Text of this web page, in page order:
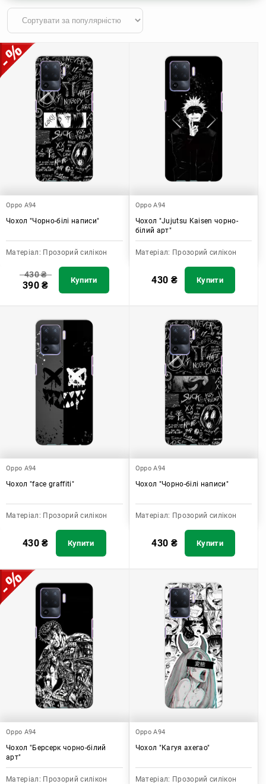
Oppo A94
Чохол "Чорно-білі написи"
Матеріал: Прозорий силікон
430₴
390₴ Купити
Oppo A94
Чохол "Jujutsu Kaisen чорно-
білий арт"
Матеріал: Прозорий силікон
430 ₴ Купити
Oppo A94
Чохол "face graffiti"
Матеріал: Прозорий силікон
430₴ Купити
Oppo A94
Чохол "Чорно-білі написи"
Матеріал: Прозорий силікон
430 ₴ Купити
Oppo A94
Чохол "Берсерк чорно-білий
арт"
Матеріал: Прозорий силікон
Oppo A94
Чохол "Кагуя ахегао"
Матеріал: Прозорий силікон